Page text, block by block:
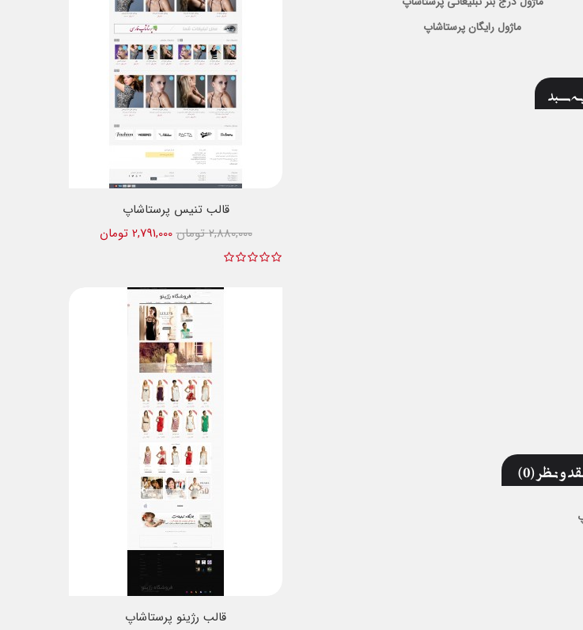
ماژول رایگان پرستاشاپ
سبد
و نظر (0)
قالب تنیس پرستاشاپ
2,791,000 تومان
2,880,000 تومان
قالب رژینو پرستاشاپ